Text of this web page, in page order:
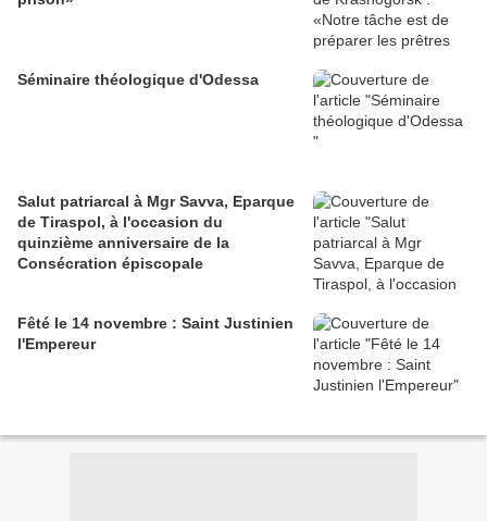
Séminaire théologique d'Odessa
Salut patriarcal à Mgr Savva, Eparque
de Tiraspol, à l'occasion du
quinzième anniversaire de la
Consécration épiscopale
Fêté le 14 novembre : Saint Justinien
l'Empereur